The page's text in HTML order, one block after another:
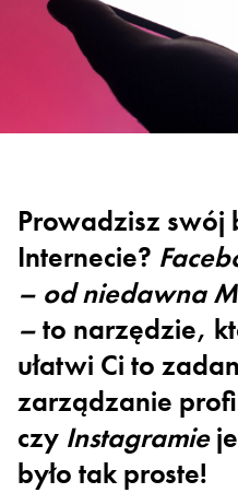
Prowadzisz swój
Internecie?
– od niedawna
–to narzędzie,
ułatwi Ci to
zarządzanie
czy Instagramie
było tak proste!